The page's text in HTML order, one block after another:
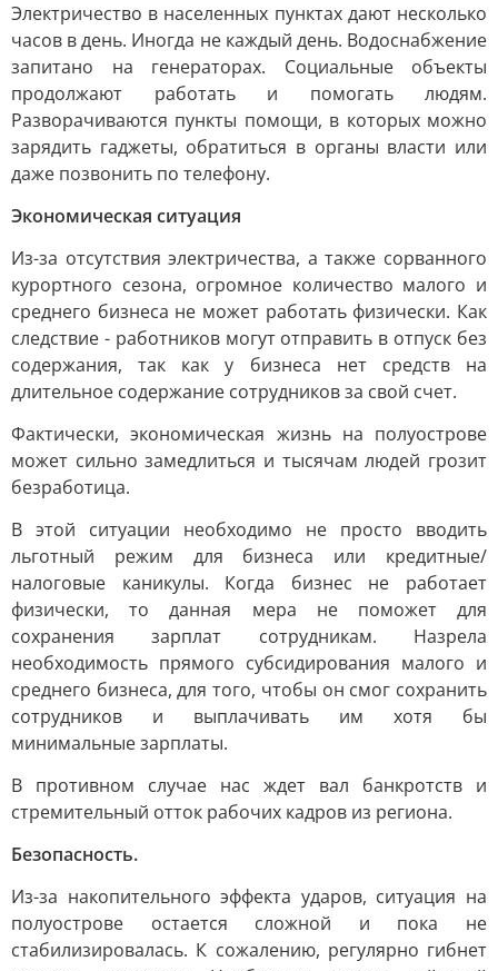
Электричество в населенных пунктах дают несколько
часов в день. Иногда не каждый день. Водоснабжение
запитано на генераторах. Социальные объекты
продолжают работать и помогать людям.
Разворачиваются пункты помощи, в которых можно
зарядить гаджеты, обратиться в органы власти или
даже позвонить по телефону.
Экономическая ситуация
Из-за отсутствия электричества, а также сорванного
курортного сезона, огромное количество малого и
среднего бизнеса не может работать физически. Как
следствие - работников могут отправить в отпуск без
содержания, так как у бизнеса нет средств на
длительное содержание сотрудников за свой счет.
Фактически, экономическая жизнь на полуострове
может сильно замедлиться и тысячам людей грозит
безработица.
В этой ситуации необходимо не просто вводить
льготный режим для бизнеса или кредитные/
налоговые каникулы. Когда бизнес не работает
физически, то данная мера не поможет для
сохранения зарплат сотрудникам. Назрела
необходимость прямого субсидирования малого и
среднего бизнеса, для того, чтобы он смог сохранить
сотрудников и выплачивать им хотя бы
минимальные зарплаты.
В противном случае нас ждет вал банкротств и
стремительный отток рабочих кадров из региона.
Безопасность.
Из-за накопительного эффекта ударов, ситуация на
полуострове остается сложной и пока не
стабилизировалась. К сожалению, регулярно гибнет